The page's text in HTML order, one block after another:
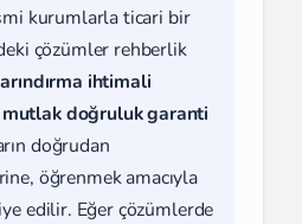
kurumlarla ticari bir
çözümler rehberlik
ihtimali
doğruluk garanti
doğrudan
öğrenmek amacıyla
edilir. Eğer çözümlerde